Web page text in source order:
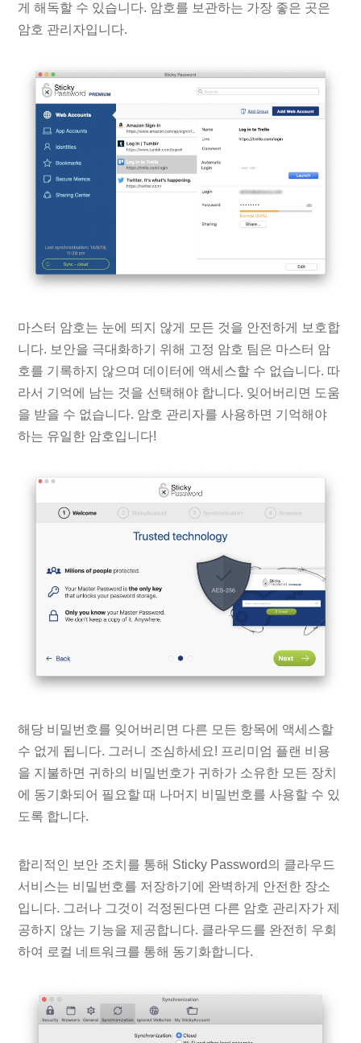
게 해독할 수 있습니다. 암호를 보관하는 가장 좋은 곳은
암호 관리자입니다.
마스터 암호는 눈에 띄지 않게 모든 것을 안전하게 보호합
니다. 보안을 극대화하기 위해 고정 암호 팀은 마스터 암
호를 기록하지 않으며 데이터에 액세스할 수 없습니다. 따
라서 기억에 남는 것을 선택해야 합니다. 잊어버리면 도움
을 받을 수 없습니다. 암호 관리자를 사용하면 기억해야
하는 유일한 암호입니다!
해당 비밀번호를 잊어버리면 다른 모든 항목에 액세스할
수 없게 됩니다. 그러니 조심하세요! 프리미엄 플랜 비용
을 지불하면 귀하의 비밀번호가 귀하가 소유한 모든 장치
에 동기화되어 필요할 때 나머지 비밀번호를 사용할 수 있
도록 합니다.
합리적인 보안 조치를 통해 Sticky Password의 클라우드
서비스는 비밀번호를 저장하기에 완벽하게 안전한 장소
입니다. 그러나 그것이 걱정된다면 다른 암호 관리자가 제
공하지 않는 기능을 제공합니다. 클라우드를 완전히 우회
하여 로컬 네트워크를 통해 동기화합니다.